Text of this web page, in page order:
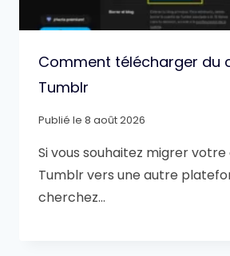
Comment télécharger du
Tumblr
Publié le 8 août 2026
Si vous souhaitez migrer
Tumblr vers une autre
cherchez…